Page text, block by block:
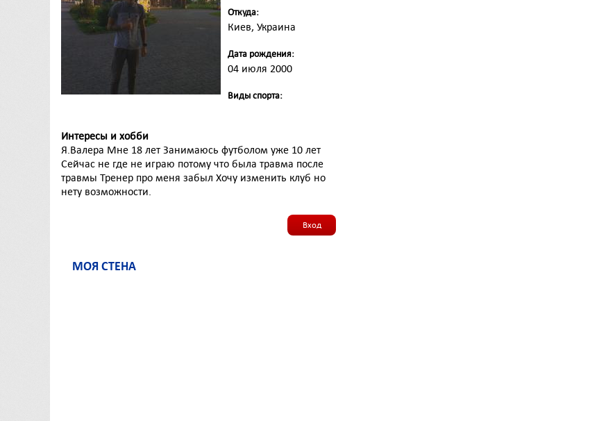
Откуда:
Киев, Украина
Дата рождения:
04 июля 2000
Виды спорта:
Интересы и хобби
Я.Валера Мне 18 лет Занимаюсь футболом уже 10 лет
Сейчас не где не играю потому что была травма после
травмы Тренер про меня забыл Хочу изменить клуб но
нету возможности.
Вход
МОЯ СТЕНА